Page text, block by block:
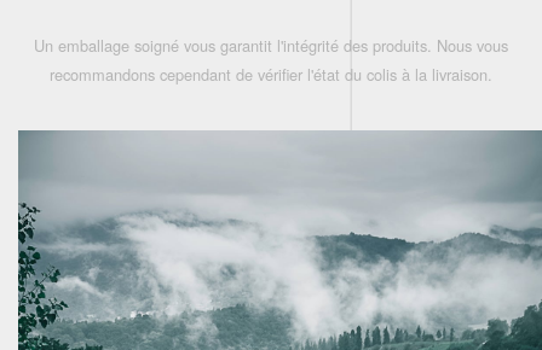
Un emballage soigné vous garantit l'intégrité des produits. Nous vous
recommandons cependant de vérifier l'état du colis à la livraison.